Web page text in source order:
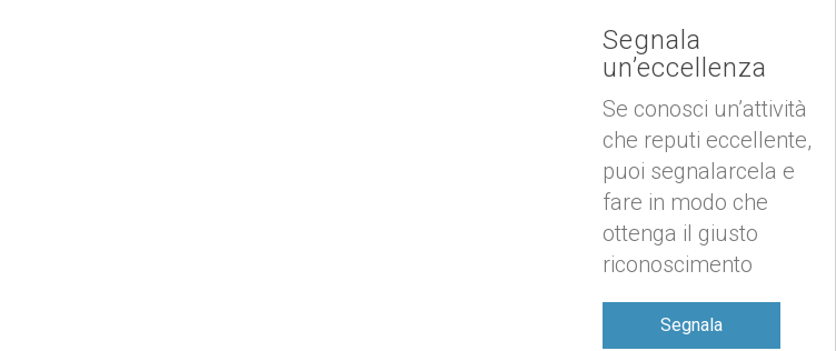
Segnala
un’eccellenza
Se conosci un’attività
che reputi eccellente,
puoi segnalarcela e
fare in modo che
ottenga il giusto
riconoscimento
Segnala